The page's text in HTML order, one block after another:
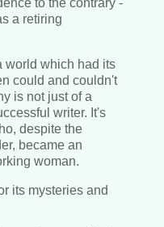
to the contrary -
a retiring
world which had its
could and couldn't
is not just of a
writer. It's
despite the
became an
woman.
its mysteries and